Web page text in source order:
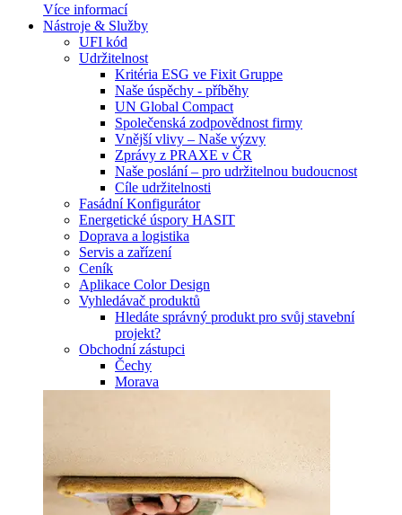
Více informací
Nástroje & Služby
UFI kód
Udržitelnost
Kritéria ESG ve Fixit Gruppe
Naše úspěchy - příběhy
UN Global Compact
Společenská zodpovědnost firmy
Vnější vlivy – Naše výzvy
Zprávy z PRAXE v ČR
Naše poslání – pro udržitelnou budoucnost
Cíle udržitelnosti
Fasádní Konfigurátor
Energetické úspory HASIT
Doprava a logistika
Servis a zařízení
Ceník
Aplikace Color Design
Vyhledávač produktů
Hledáte správný produkt pro svůj stavební
projekt?
Obchodní zástupci
Čechy
Morava